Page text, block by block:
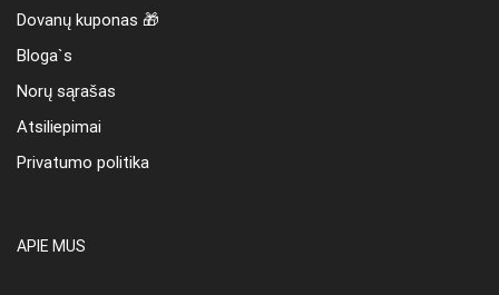
Dovanų kuponas 🎁
Bloga`s
Norų sąrašas
Atsiliepimai
Privatumo politika
APIE MUS